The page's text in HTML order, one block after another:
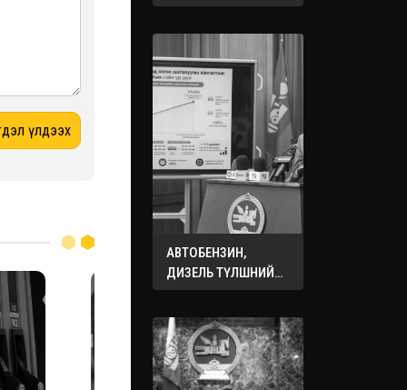
ХУДАЛДАН АВАХ
АВТОБЕНЗИН,
ДИЗЕЛЬ ТҮЛШНИЙ
ОНЦГОЙ АЛБАН